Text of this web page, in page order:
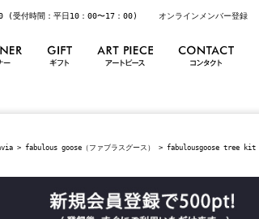
(受付時間：平日10：00〜17：00) オンラインメンバー登録
> fabulous goose（ファブラスグース） > fabulousgoose tree kit